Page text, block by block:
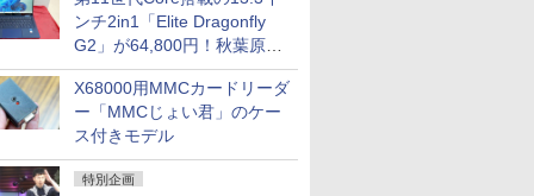
ンチ2in1「Elite Dragonfly
G2」が64,800円！秋葉原で
中古PCセール
X68000用MMCカードリーダ
ー「MMCじょい君」のケー
ス付きモデル
特別企画